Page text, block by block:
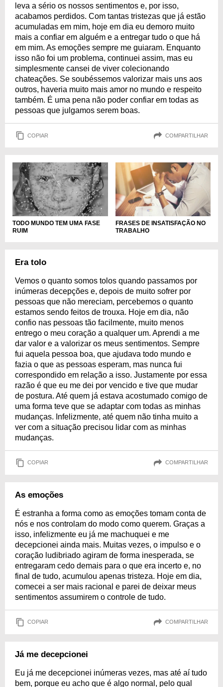
leva a sério os nossos sentimentos e, por isso,
acabamos perdidos. Com tantas tristezas que já estão
acumuladas em mim, hoje em dia eu demoro muito
mais a confiar em alguém e a entregar tudo o que há
em mim. As emoções sempre me guiaram. Enquanto
isso não foi um problema, continuei assim, mas eu
simplesmente cansei de viver colecionando
chateações. Se soubéssemos valorizar mais uns aos
outros, haveria muito mais amor no mundo e respeito
também. É uma pena não poder confiar em todas as
pessoas que julgamos serem boas.
COPIAR COMPARTILHAR
TODO MUNDO TEM UMA FASE
RUIM
FRASES DE INSATISFAÇÃO NO
TRABALHO
Era tolo
Vemos o quanto somos tolos quando passamos por
inúmeras decepções e, depois de muito sofrer por
pessoas que não mereciam, percebemos o quanto
estamos sendo feitos de trouxa. Hoje em dia, não
confio nas pessoas tão facilmente, muito menos
entrego o meu coração a qualquer um. Aprendi a me
dar valor e a valorizar os meus sentimentos. Sempre
fui aquela pessoa boa, que ajudava todo mundo e
fazia o que as pessoas esperam, mas nunca fui
correspondido em relação a isso. Justamente por essa
razão é que eu me dei por vencido e tive que mudar
de postura. Até quem já estava acostumado comigo de
uma forma teve que se adaptar com todas as minhas
mudanças. Infelizmente, até quem não tinha muito a
ver com a situação precisou lidar com as minhas
mudanças.
COPIAR COMPARTILHAR
As emoções
É estranha a forma como as emoções tomam conta de
nós e nos controlam do modo como querem. Graças a
isso, infelizmente eu já me machuquei e me
decepcionei ainda mais. Muitas vezes, o impulso e o
coração ludibriado agiram de forma inesperada, se
entregaram cedo demais para o que era incerto e, no
final de tudo, acumulou apenas tristeza. Hoje em dia,
comecei a ser mais racional e parei de deixar meus
sentimentos assumirem o controle de tudo.
COPIAR COMPARTILHAR
Já me decepcionei
Eu já me decepcionei inúmeras vezes, mas até aí tudo
bem, porque eu acho que é algo normal, pelo qual